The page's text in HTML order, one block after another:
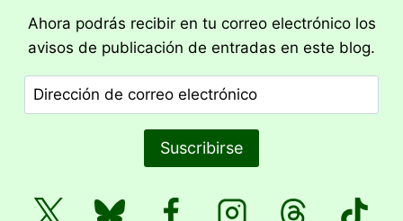
Ahora podrás recibir en tu correo electrónico los
avisos de publicación de entradas en este blog.
Dirección
de
Suscribirse